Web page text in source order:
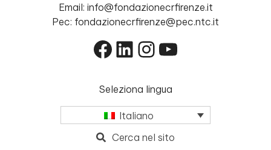
Email: info@fondazionecrfirenze.it
Pec: fondazionecrfirenze@pec.ntc.it
Facebook
LinkedIn
Instagram
YouTube
Seleziona lingua
Italiano
Cerca nel sito